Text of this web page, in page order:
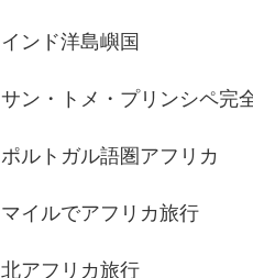
インド洋島嶼国
サン・トメ・プリンシペ完
ポルトガル語圏アフリカ
マイルでアフリカ旅行
北アフリカ旅行